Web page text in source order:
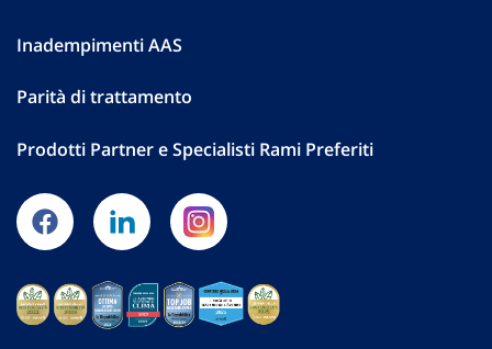
Inadempimenti AAS
Parità di trattamento
Prodotti Partner e Specialisti Rami Preferiti